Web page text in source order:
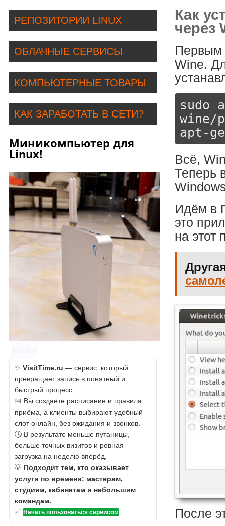
Как
через
Первым
Wine.
sudo
wine/
apt-
Всё,
Теперь
Идём в
это
на этот
После
РЕПОЗИТОРИИ LINUX
ОБЛАЧНЫЕ СЕРВИСЫ
КОМПЬЮТЕРНЫЕ ТОВАРЫ
КАК ЗАРАБОТАТЬ В СЕТИ?
Миникомпьютер для
Linux!
✨ VisitTime.ru — сервис, который
превращает запись в понятный и
быстрый процесс.
📅 Вы создаёте расписание и правила
приёма, а клиенты выбирают удобный
слот онлайн, без ожидания и звонков.
🕒 В результате меньше путаницы,
больше точных визитов и ровная
загрузка на неделю вперёд.
💡 Подходит тем, кто оказывает
услуги по времени: мастерам,
студиям, кабинетам и небольшим
командам.
✅ Начать пользоваться сервисом